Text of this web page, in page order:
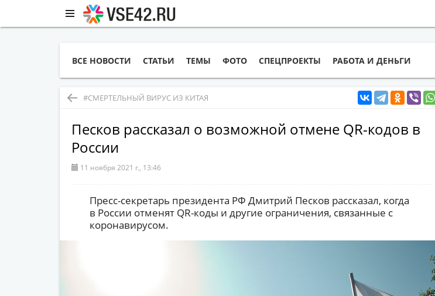
ВСЕ НОВОСТИ СТАТЬИ ТЕМЫ ФОТО СПЕЦПРОЕКТЫ РАБОТА И ДЕНЬГИ
#СМЕРТЕЛЬНЫЙ ВИРУС ИЗ КИТАЯ
Песков рассказал о возможной отмене QR-кодов в
России
11 ноября 2021 г., 13:46
Пресс-секретарь президента РФ Дмитрий Песков рассказал, когда
в России отменят QR-коды и другие ограничения, связанные с
коронавирусом.